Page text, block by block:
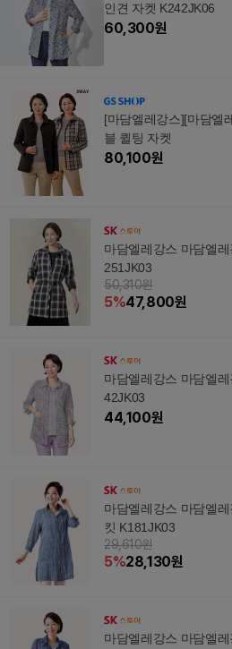
인견 자켓 K242JK06
60,300원
[마담엘레강스][마담엘
블 퀼팅 자켓
80,100원
마담엘레강스 마담엘
251JK03
50,310원
5%47,800원
마담엘레강스 마담엘
42JK03
44,100원
마담엘레강스 마담엘
킷 K181JK03
29,610원
5%28,130원
마담엘레강스 마담엘